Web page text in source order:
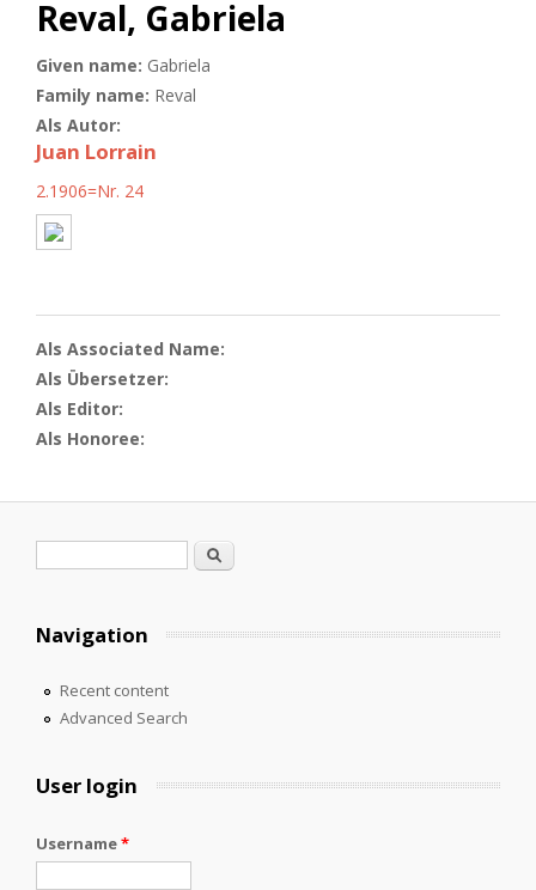
Reval, Gabriela
Given name: Gabriela
Family name: Reval
Als Autor:
Juan Lorrain
2.1906=Nr. 24
Als Associated Name:
Als Übersetzer:
Als Editor:
Als Honoree:
Search
Navigation
Recent content
Advanced Search
User login
Username*